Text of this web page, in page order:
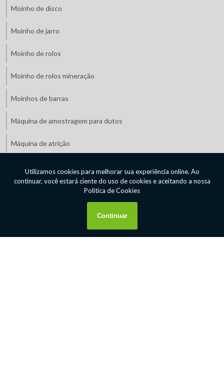
Moinho de disco
Moinho de jarro
Moinho de rolos
Moinho de rolos mineração
Moinhos de barras
Máquina de amostragem para dutos
Máquina de atrição
Máquinas de mineração valor